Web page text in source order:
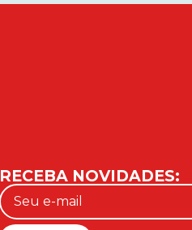
RECEBA NOVIDADES: